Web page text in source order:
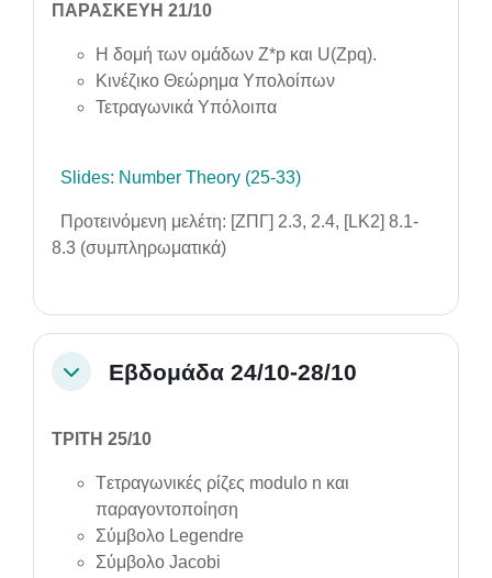
ΠΑΡΑΣΚΕΥΗ 21/10
Η δομή των ομάδων Z*p και U(Zpq).
Κινέζικο Θεώρημα Υπολοίπων
Τετραγωνικά Υπόλοιπα
Slides: Number Theory (25-33)
Προτεινόμενη μελέτη: [ΖΠΓ] 2.3, 2.4, [LK2] 8.1-
8.3 (συμπληρωματικά)
CollapseΕβδομάδα 24/10-28/10
ΤΡΙΤΗ 25/10
Tετραγωνικές ρίζες modulo n και
παραγοντοποίηση
Σύμβολο Legendre
Σύμβολο Jacobi